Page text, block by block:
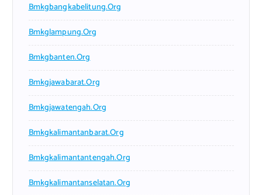
Bmkgbangkabelitung.org
Bmkglampung.org
Bmkgbanten.org
Bmkgjawabarat.org
Bmkgjawatengah.org
Bmkgkalimantanbarat.org
Bmkgkalimantantengah.org
Bmkgkalimantanselatan.org